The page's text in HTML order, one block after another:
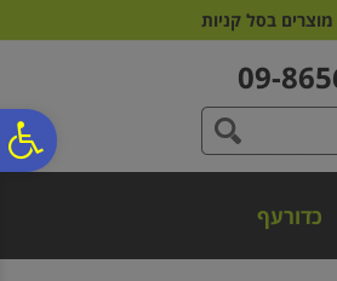
נגישות
אתר
המרכזי
מוצרים בסל קניות
כדורעף